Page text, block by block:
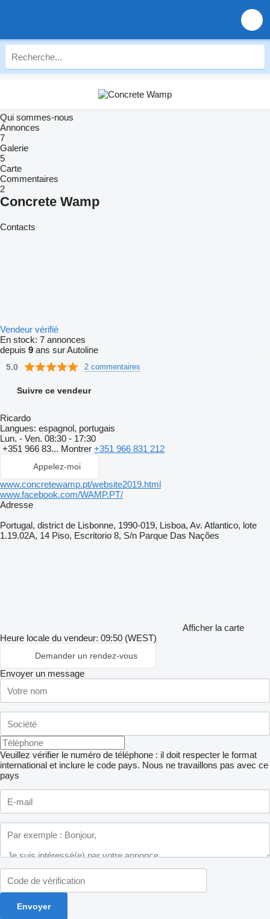
Qui sommes-nous
Annonces
7
Galerie
5
Carte
Commentaires
2
Concrete Wamp
Contacts
Vendeur vérifié
En stock: 7 annonces
depuis 9 ans sur Autoline
5.0 2 commentaires
Suivre ce vendeur
Ricardo
Langues: espagnol, portugais
Lun. - Ven. 08:30 - 17:30
+351 966 83... Montrer +351 966 831 212
Appelez-moi
www.concretewamp.pt/website2019.html
www.facebook.com/WAMP.PT/
Adresse
Portugal, district de Lisbonne, 1990-019, Lisboa, Av. Atlantico, lote
1.19.02A, 14 Piso, Escritorio 8, S/n Parque Das Nações
Afficher la carte
Heure locale du vendeur: 09:50 (WEST)
Demander un rendez-vous
Envoyer un message
Veuillez vérifier le numéro de téléphone : il doit respecter le format
international et inclure le code pays. Nous ne travaillons pas avec ce
pays